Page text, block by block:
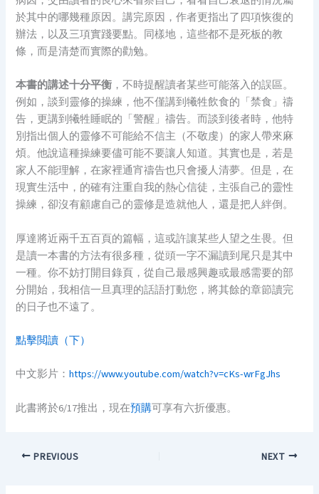
於其中的哪幾種原因。講完原因，作者更指出了四項恢復的
辦法，以及三項實踐要點。同樣地，這些都不是死板的教
條，而是清楚而實際的勸勉。
本書的講述十分平衡 ，不時提醒讀者某些可能落入的誤區。
例如，談到靈修的操練，他不僅講到犧牲飲食的「禁食」禱
告，更講到犧牲睡眠的「警醒」禱告。而談到後者時，他特
別指出個人的靈修不可能給不信主（不敬虔）的家人帶來麻
煩。他說這種操練要儘可能不要讓人知道。其實也是，若是
家人不能理解，在家裡通宵禱告也只會擾人清夢。但是，在
現實生活中，的確有注重自我的熱心信徒，主張自己的靈性
操練，卻沒有顧慮自己的靈修是造就他人，還是把人絆倒。
厚達將近兩千五百頁的篇幅，這或許讓某些人望之生畏。但
是讀一本書的方法有很多種，從頭一字不漏讀到尾只是其中
一種。你不妨打開目錄頁，從自己最感興趣或最感需要的部
分開始，我相信一旦真理的話語打動您，將其餘的章節讀完
的日子也不遠了。
點擊閲讀（下）
中文影片：https://www.youtube.com/watch?v=cKs-wrFgJhs
此書將於6/17推出，現在預購可享有六折優惠。
PREVIOUS NEXT